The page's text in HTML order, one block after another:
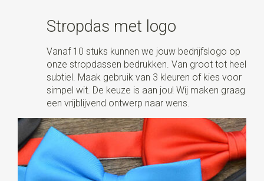
Stropdas met logo
Vanaf 10 stuks kunnen we jouw bedrijfslogo op
onze stropdassen bedrukken. Van groot tot heel
subtiel. Maak gebruik van 3 kleuren of kies voor
simpel wit. De keuze is aan jou! Wij maken graag
een vrijblijvend ontwerp naar wens.